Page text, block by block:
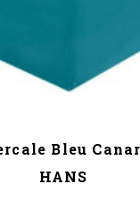
Bleu
HANS